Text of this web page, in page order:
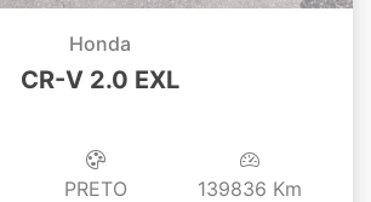
Honda
CR-V 2.0 EXL
PRETO 139836 Km